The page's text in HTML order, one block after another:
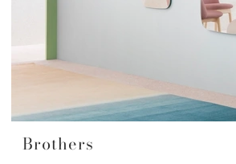
Brothers